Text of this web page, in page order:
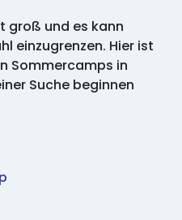
groß und es kann
einzugrenzen. Hier ist
Sommercamps in
Suche beginnen